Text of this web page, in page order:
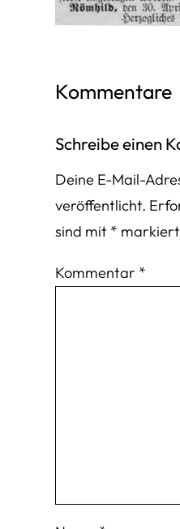
Kommentare
Schreibe einen
Deine E-Mail-
veröffentlicht.
sind mit * markiert
Kommentar *